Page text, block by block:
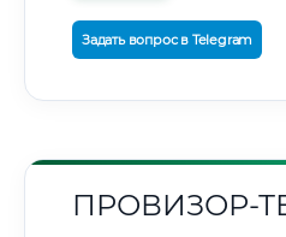
Задать вопрос в Telegram
ПРОВИЗОР-